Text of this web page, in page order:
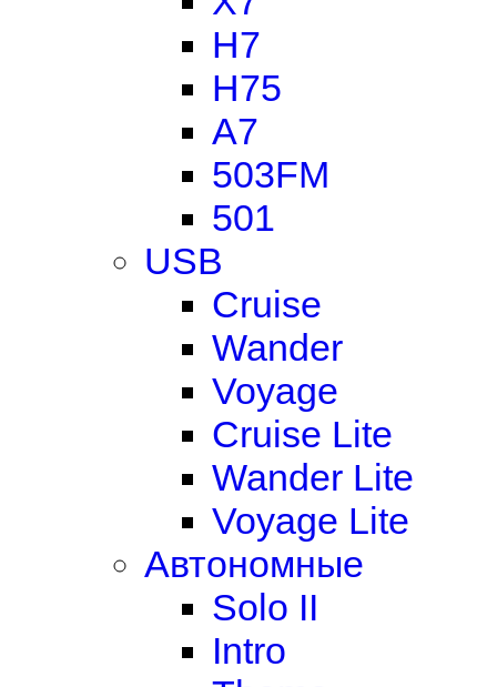
H7
H75
A7
503FM
501
USB
Cruise
Wander
Voyage
Cruise Lite
Wander Lite
Voyage Lite
Автономные
Solo II
Intro